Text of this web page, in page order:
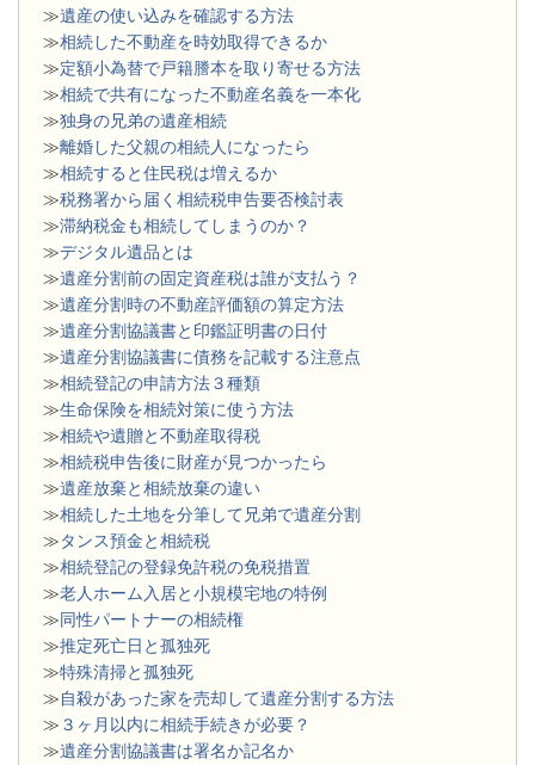
≫遺産の使い込みを確認する方法
≫相続した不動産を時効取得できるか
≫定額小為替で戸籍謄本を取り寄せる方法
≫相続で共有になった不動産名義を一本化
≫独身の兄弟の遺産相続
≫離婚した父親の相続人になったら
≫相続すると住民税は増えるか
≫税務署から届く相続税申告要否検討表
≫滞納税金も相続してしまうのか？
≫デジタル遺品とは
≫遺産分割前の固定資産税は誰が支払う？
≫遺産分割時の不動産評価額の算定方法
≫遺産分割協議書と印鑑証明書の日付
≫遺産分割協議書に債務を記載する注意点
≫相続登記の申請方法３種類
≫生命保険を相続対策に使う方法
≫相続や遺贈と不動産取得税
≫相続税申告後に財産が見つかったら
≫遺産放棄と相続放棄の違い
≫相続した土地を分筆して兄弟で遺産分割
≫タンス預金と相続税
≫相続登記の登録免許税の免税措置
≫老人ホーム入居と小規模宅地の特例
≫同性パートナーの相続権
≫推定死亡日と孤独死
≫特殊清掃と孤独死
≫自殺があった家を売却して遺産分割する方法
≫ ３ヶ月以内に相続手続きが必要？
≫遺産分割協議書は署名か記名か